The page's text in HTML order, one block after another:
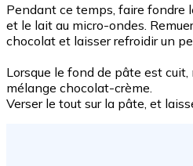
Pendant ce temps, faire fondre
et le lait au micro-ondes.
chocolat et laisser refroidir un
Lorsque le fond de pâte est
mélange chocolat-crème.
Verser le tout sur la pâte, et